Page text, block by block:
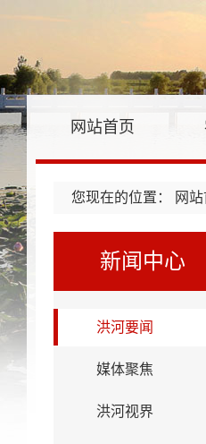
网站首页
您现在的位置： 网
新闻中心
洪河要闻
媒体聚焦
洪河视界